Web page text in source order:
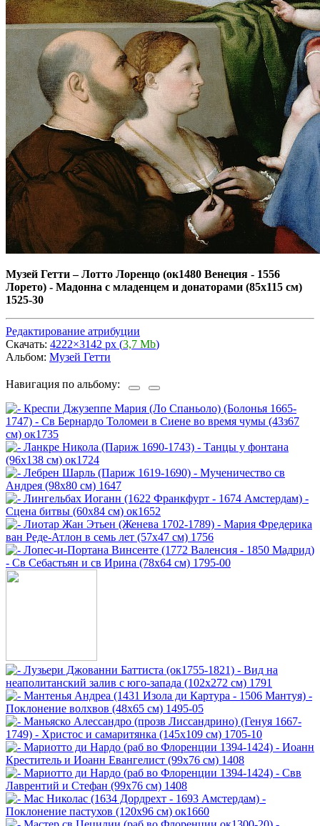
Музей Гетти–Лотто Лоренцо (ок1480 Венеция - 1556
Лорето) - Мадонна с младенцем и донаторами (85х115 см)
1525-30
Редактирование атрибуции
Скачать: 4222×3142 px (3,7 Mb)
Альбом: Музей Гетти
Навигация по альбому: